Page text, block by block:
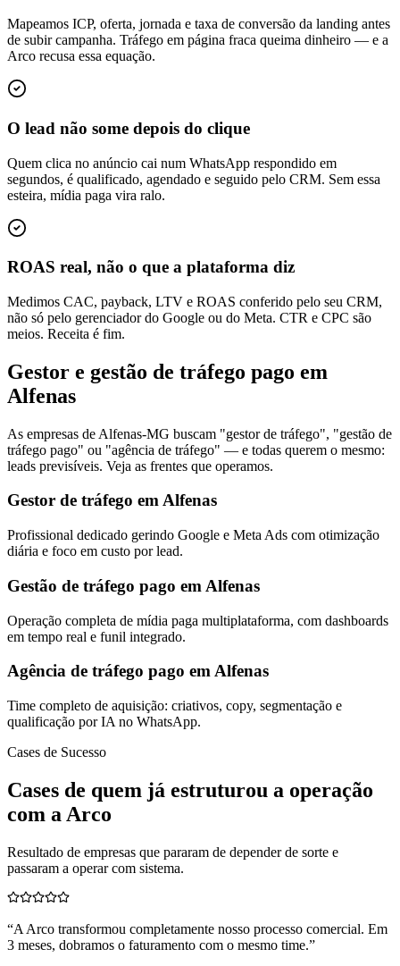
Mapeamos ICP, oferta, jornada e taxa de conversão da landing antes
de subir campanha. Tráfego em página fraca queima dinheiro — e a
Arco recusa essa equação.
O lead não some depois do clique
Quem clica no anúncio cai num WhatsApp respondido em
segundos, é qualificado, agendado e seguido pelo CRM. Sem essa
esteira, mídia paga vira ralo.
ROAS real, não o que a plataforma diz
Medimos CAC, payback, LTV e ROAS conferido pelo seu CRM,
não só pelo gerenciador do Google ou do Meta. CTR e CPC são
meios. Receita é fim.
Gestor e gestão de tráfego pago em
Alfenas
As empresas de Alfenas-MG buscam "gestor de tráfego", "gestão de
tráfego pago" ou "agência de tráfego" — e todas querem o mesmo:
leads previsíveis. Veja as frentes que operamos.
Gestor de tráfego em Alfenas
Profissional dedicado gerindo Google e Meta Ads com otimização
diária e foco em custo por lead.
Gestão de tráfego pago em Alfenas
Operação completa de mídia paga multiplataforma, com dashboards
em tempo real e funil integrado.
Agência de tráfego pago em Alfenas
Time completo de aquisição: criativos, copy, segmentação e
qualificação por IA no WhatsApp.
Cases de Sucesso
Cases de quem já estruturou a operação
com a Arco
Resultado de empresas que pararam de depender de sorte e
passaram a operar com sistema.
“A Arco transformou completamente nosso processo comercial. Em
3 meses, dobramos o faturamento com o mesmo time.”